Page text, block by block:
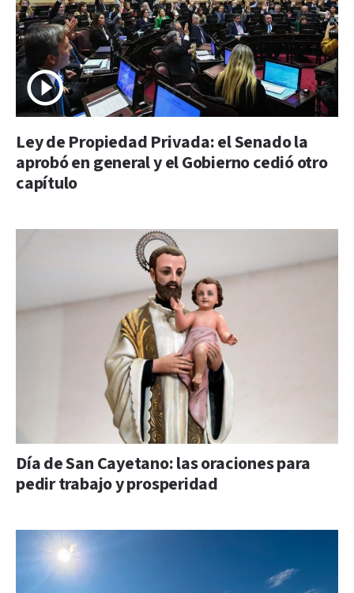
Ley de Propiedad Privada: el Senado la
aprobó en general y el Gobierno cedió otro
capítulo
Día de San Cayetano: las oraciones para
pedir trabajo y prosperidad